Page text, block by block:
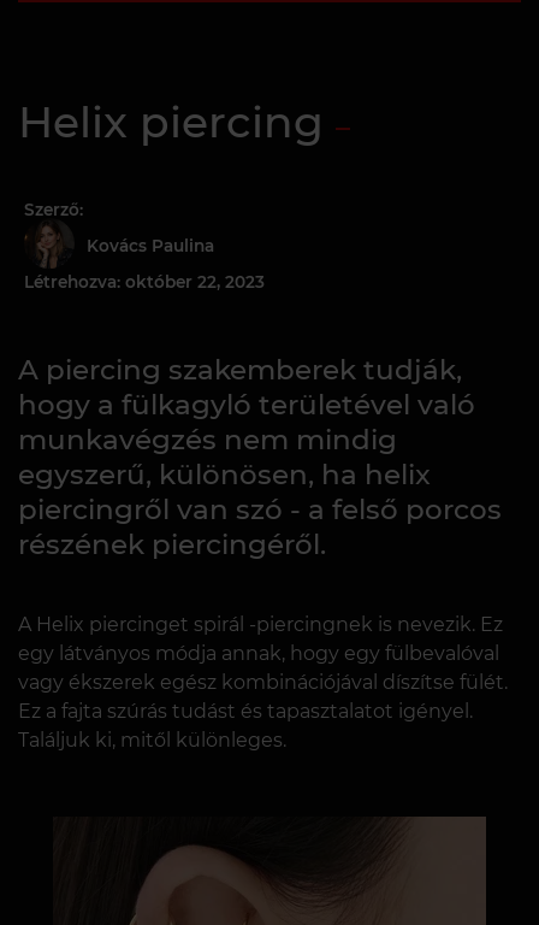
Helix piercing
Szerző:
Kovács Paulina
Létrehozva: október 22, 2023
A piercing szakemberek tudják,
hogy a fülkagyló területével való
munkavégzés nem mindig
egyszerű, különösen, ha helix
piercingről van szó - a felső porcos
részének piercingéről.
A Helix piercinget spirál -piercingnek is nevezik. Ez
egy látványos módja annak, hogy egy fülbevalóval
vagy ékszerek egész kombinációjával díszítse fülét.
Ez a fajta szúrás tudást és tapasztalatot igényel.
Találjuk ki, mitől különleges.